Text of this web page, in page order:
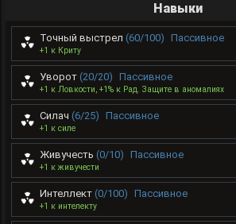
Навыки
Точный выстрел (60/100) Пассивное
+1 к Криту
Уворот (20/20) Пассивное
+1 к Ловкости, +1% к Рад. Защите в аномалиях
Силач (6/25) Пассивное
+1 к силе
Живучесть (0/10) Пассивное
+1 к живучести
Интеллект (0/100) Пассивное
+1 к интелекту